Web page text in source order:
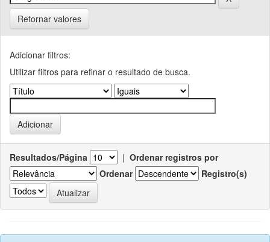
Retornar valores
Adicionar filtros:
Utilizar filtros para refinar o resultado de busca.
Resultados/Página | Ordenar registros por
Ordenar
Registro(s)